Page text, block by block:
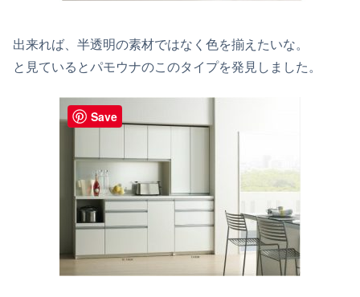
出来れば、半透明の素材ではなく色を揃えたいな。
と見ているとパモウナのこのタイプを発見しました。
Save